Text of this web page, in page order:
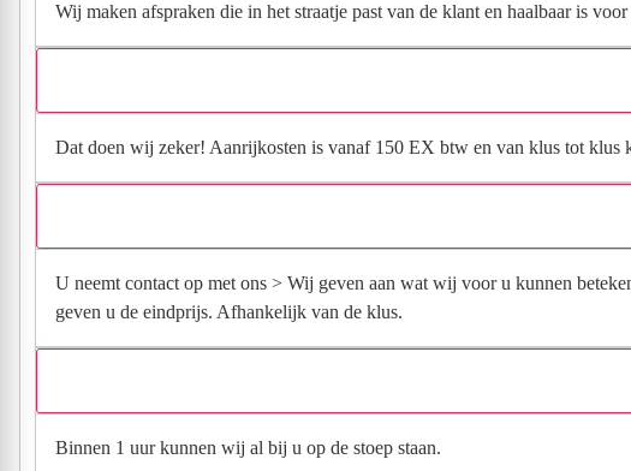
Wij maken afspraken die in het straatje past van de klant en haalbaar is
Dat doen wij zeker! Aanrijkosten is vanaf 150 EX btw en van klus tot klus
U neemt contact op met ons > Wij geven aan wat wij voor u kunnen
geven u de eindprijs. Afhankelijk van de klus.
Binnen 1 uur kunnen wij al bij u op de stoep staan.